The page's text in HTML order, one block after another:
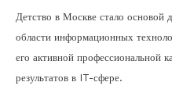
Детство в Москве стало основой
области информационных
его активной профессиональной
результатов в IT-сфере.